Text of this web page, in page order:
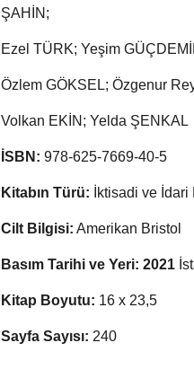
ŞAHİN;
Ezel TÜRK; Yeşim
Özlem GÖKSEL; Özgenur
Volkan EKİN; Yelda ŞENKAL
İSBN: 978-625-7669-40-5
Kitabın Türü: İktisadi ve
Cilt Bilgisi: Amerikan Bristol
Basım Tarihi ve Yeri: 2021
Kitap Boyutu: 16 x 23,5
Sayfa Sayısı: 240